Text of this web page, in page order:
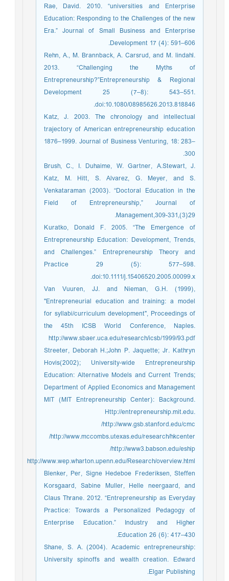
Rae, David. 2010. “universities and Enterprise
Education: Responding to the Challenges of the new
Era.” Journal of Small Business and Enterprise
Development 17 (4): 591–606.
Rehn, A., M. Brannback, A. Carsrud, and M. lindahl.
2013. “Challenging the Myths of
Entrepreneurship?”Entrepreneurship & Regional
Development 25 (7–8): 543–551.
doi:10.1080/08985626.2013.818846.
Katz, J. 2003. The chronology and intellectual
trajectory of American entrepreneurship education
1876–1999. Journal of Business Venturing, 18: 283–
300.
Brush, C., I. Duhaime, W. Gartner, A.Stewart, J.
Katz, M. Hitt, S. Alvarez, G. Meyer, and S.
Venkataraman (2003). “Doctoral Education in the
Field of Entrepreneurship,” Journal of
Management,309-331,(3)29.
Kuratko, Donald F. 2005. “The Emergence of
Entrepreneurship Education: Development, Trends,
and Challenges.” Entrepreneurship Theory and
Practice 29 (5): 577–598.
doi:10.1111/j.15406520.2005.00099.x.
Van Vuuren, JJ. and Nieman, G.H. (1999),
"Entrepreneurial education and training: a model
for syllabi/curriculum development", Proceedings of
the 45th ICSB World Conference, Naples.
http://www.sbaer.uca.edu/research/icsb/1999/93.pdf
Streeter, Deborah H.;John P. Jaquette; Jr. Kathryn
Hovis(2002); University-wide Entrepreneurship
Education: Alternative Models and Current Trends;
Department of Applied Economics and Management
MIT (MIT Entrepreneurship Center): Background.
Http://entrepreneurship.mit.edu.
http://www.gsb.stanford.edu/cmc/
http://www.mccombs.utexas.edu/research/hkcenter/
http://www3.babson.edu/eship/
http://www.wep.wharton.upenn.edu/Research/overview.html
Blenker, Per, Signe Hedeboe Frederiksen, Steffen
Korsgaard, Sabine Muller, Helle neergaard, and
Claus Thrane. 2012. “Entrepreneurship as Everyday
Practice: Towards a Personalized Pedagogy of
Enterprise Education.” Industry and Higher
Education 26 (6): 417–430.
Shane, S. A. (2004). Academic entrepreneurship:
University spinoffs and wealth creation. Edward
Elgar Publishing.